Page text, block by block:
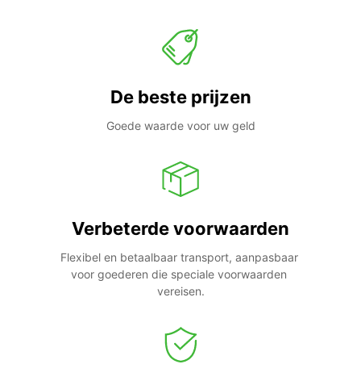
De beste prijzen
Goede waarde voor uw geld
Verbeterde voorwaarden
Flexibel en betaalbaar transport, aanpasbaar
voor goederen die speciale voorwaarden
vereisen.